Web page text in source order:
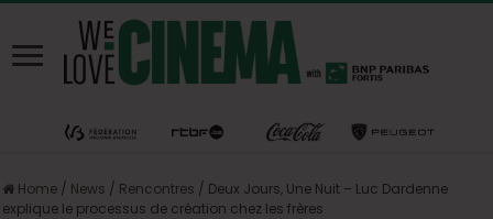
Home / News / Rencontres / Deux Jours, Une Nuit – Luc Dardenne
explique le processus de création chez les frères